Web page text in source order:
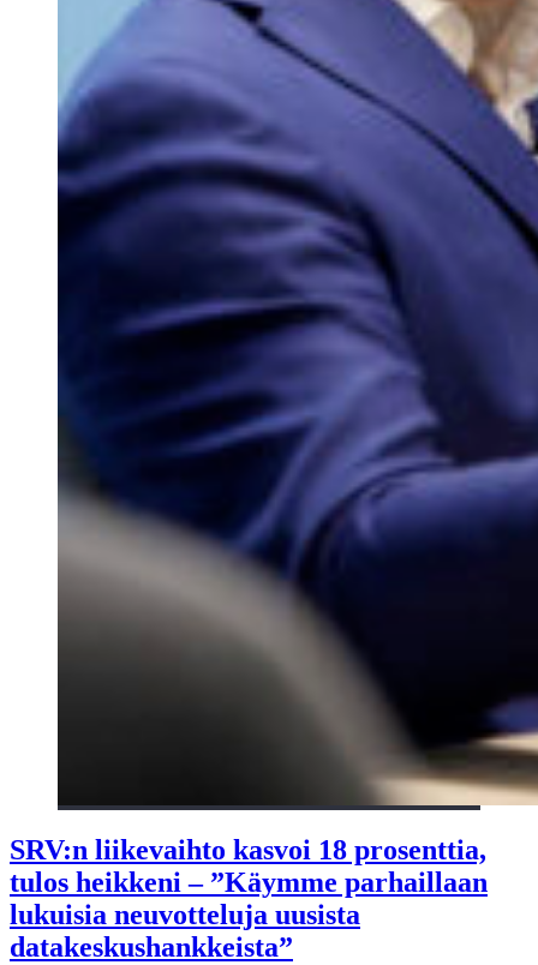
SRV:n liikevaihto kasvoi 18 prosenttia,
tulos heikkeni – ”Käymme parhaillaan
lukuisia neuvotteluja uusista
datakeskushankkeista”